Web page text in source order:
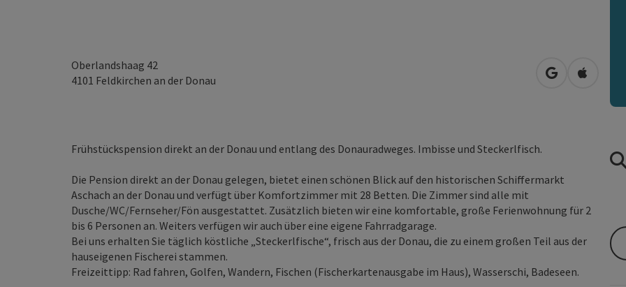
Oberlandshaag 42
4101 Feldkirchen an der Donau in Google
in
Frühstückspension direkt an der Donau und entlang des Donauradweges. Imbisse und Steckerlfisch.
Die Pension direkt an der Donau gelegen, bietet einen schönen Blick auf den historischen Schiffermarkt
Aschach an der Donau und verfügt über Komfortzimmer mit 28 Betten. Die Zimmer sind alle mit
Dusche/WC/Fernseher/Fön ausgestattet. Zusätzlich bieten wir eine komfortable, große Ferienwohnung für 2
bis 6 Personen an. Weiters verfügen wir auch über eine eigene Fahrradgarage.
Bei uns erhalten Sie täglich köstliche „Steckerlfische“, frisch aus der Donau, die zu einem großen Teil aus der
hauseigenen Fischerei stammen.
Freizeittipp: Rad fahren, Golfen, Wandern, Fischen (Fischerkartenausgabe im Haus), Wasserschi, Badeseen.